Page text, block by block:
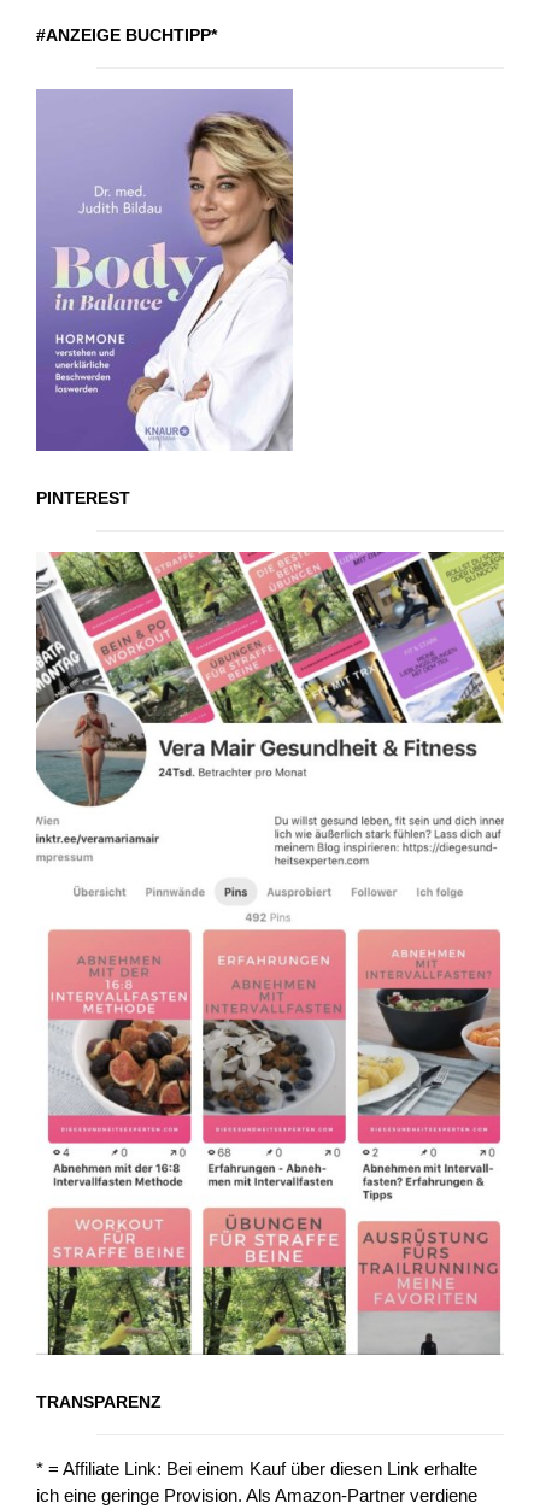
#ANZEIGE BUCHTIPP*
PINTEREST
TRANSPARENZ
* = Affiliate Link: Bei einem Kauf über diesen Link erhalte
ich eine geringe Provision. Als Amazon-Partner verdiene